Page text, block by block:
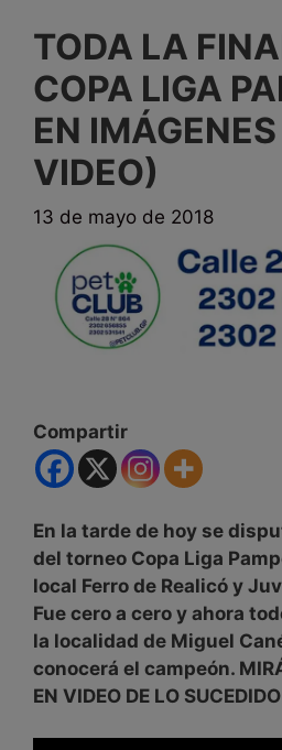
TODA LA
COPA LIGA
EN
VIDEO)
13 de mayo de 2018
Compartir
En la tarde de hoy se
del torneo Copa Liga
local Ferro de Realicó y
Fue cero a cero y ahora
la localidad de Miguel
conocerá el campeón.
EN VIDEO DE LO